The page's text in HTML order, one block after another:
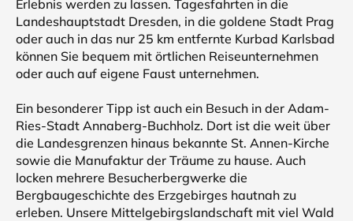
Erlebnis werden zu lassen. Tagesfahrten in die
Landeshauptstadt Dresden, in die goldene Stadt Prag
oder auch in das nur 25 km entfernte Kurbad Karlsbad
können Sie bequem mit örtlichen Reiseunternehmen
oder auch auf eigene Faust unternehmen.
Ein besonderer Tipp ist auch ein Besuch in der Adam-
Ries-Stadt Annaberg-Buchholz. Dort ist die weit über
die Landesgrenzen hinaus bekannte St. Annen-Kirche
sowie die Manufaktur der Träume zu hause. Auch
locken mehrere Besucherbergwerke die
Bergbaugeschichte des Erzgebirges hautnah zu
erleben. Unsere Mittelgebirgslandschaft mit viel Wald